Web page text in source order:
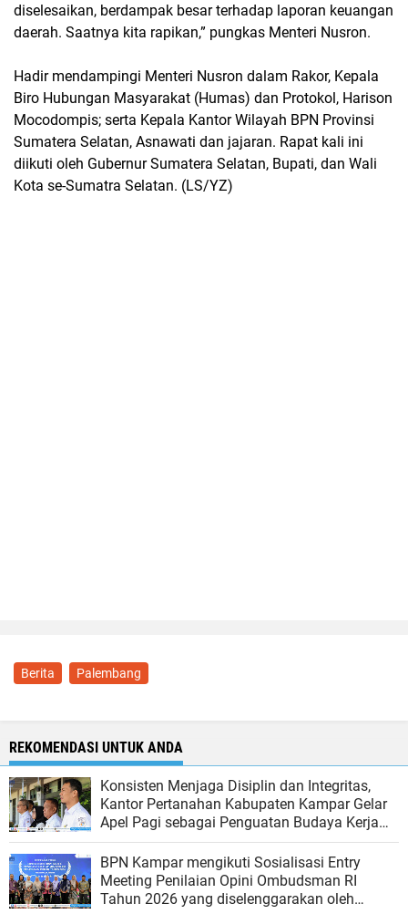
diselesaikan, berdampak besar terhadap laporan keuangan
daerah. Saatnya kita rapikan,” pungkas Menteri Nusron.
Hadir mendampingi Menteri Nusron dalam Rakor, Kepala
Biro Hubungan Masyarakat (Humas) dan Protokol, Harison
Mocodompis; serta Kepala Kantor Wilayah BPN Provinsi
Sumatera Selatan, Asnawati dan jajaran. Rapat kali ini
diikuti oleh Gubernur Sumatera Selatan, Bupati, dan Wali
Kota se-Sumatra Selatan. (LS/YZ)
Berita Palembang
REKOMENDASI UNTUK ANDA
Konsisten Menjaga Disiplin dan Integritas,
Kantor Pertanahan Kabupaten Kampar Gelar
Apel Pagi sebagai Penguatan Budaya Kerja
Organisasi
BPN Kampar mengikuti Sosialisasi Entry
Meeting Penilaian Opini Ombudsman RI
Tahun 2026 yang diselenggarakan oleh